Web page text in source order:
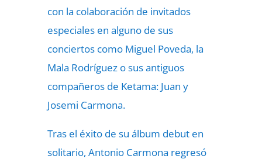
con la colaboración de invitados
especiales en alguno de sus
conciertos como Miguel Poveda, la
Mala Rodríguez o sus antiguos
compañeros de Ketama: Juan y
Josemi Carmona.
Tras el éxito de su álbum debut en
solitario, Antonio Carmona regresó